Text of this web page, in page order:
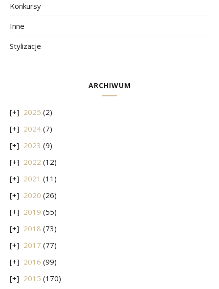
Konkursy
Inne
Stylizacje
ARCHIWUM
2025 (2)
2024 (7)
2023 (9)
2022 (12)
2021 (11)
2020 (26)
2019 (55)
2018 (73)
2017 (77)
2016 (99)
2015 (170)